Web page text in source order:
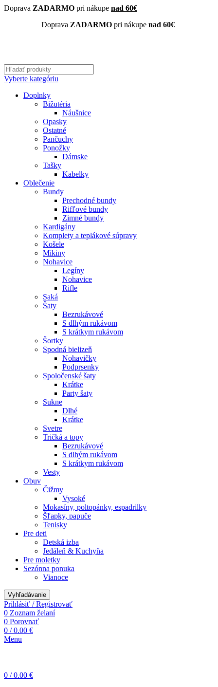
Doprava ZADARMO pri nákupe nad 60€
Doprava ZADARMO pri nákupe nad 60€
Vyberte kategóriu
Doplnky
Bižutéria
Náušnice
Opasky
Ostatné
Pančuchy
Ponožky
Dámske
Tašky
Kabelky
Oblečenie
Bundy
Prechodné bundy
Rifľové bundy
Zimné bundy
Kardigány
Komplety a teplákové súpravy
Košele
Mikiny
Nohavice
Legíny
Nohavice
Rifle
Saká
Šaty
Bezrukávové
S dlhým rukávom
S krátkym rukávom
Šortky
Spodná bielizeň
Nohavičky
Podprsenky
Spoločenské šaty
Krátke
Party šaty
Sukne
Dlhé
Krátke
Svetre
Tričká a topy
Bezrukávové
S dlhým rukávom
S krátkym rukávom
Vesty
Obuv
Čižmy
Vysoké
Mokasíny, poltopánky, espadrilky
Šľapky, papuče
Tenisky
Pre deti
Detská izba
Jedáleň & Kuchyňa
Pre moletky
Sezónna ponuka
Vianoce
Vyhľadávanie
Prihlásiť / Registrovať
0 Zoznam želaní
0 Porovnať
0 / 0.00 €
Menu
0 / 0.00 €